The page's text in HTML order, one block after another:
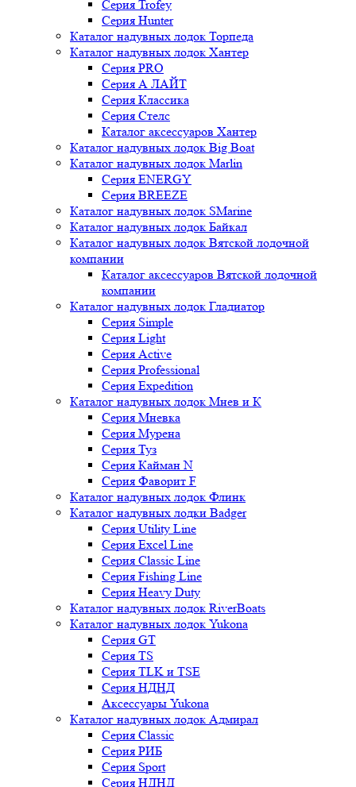
Серия Trofey
Серия Hunter
Каталог надувных лодок Торпеда
Каталог надувных лодок Хантер
Серия PRO
Серия А ЛАЙТ
Серия Классика
Серия Стелс
Каталог аксессуаров Хантер
Каталог надувных лодок Big Boat
Каталог надувных лодок Marlin
Серия ENERGY
Серия BREEZE
Каталог надувных лодок SMarine
Каталог надувных лодок Байкал
Каталог надувных лодок Вятской лодочной
компании
Каталог аксессуаров Вятской лодочной
компании
Каталог надувных лодок Гладиатор
Серия Simple
Серия Light
Серия Active
Серия Professional
Серия Expedition
Каталог надувных лодок Мнев и К
Серия Мневка
Серия Мурена
Серия Туз
Серия Кайман N
Серия Фаворит F
Каталог надувных лодок Флинк
Каталог надувных лодки Badger
Серия Utility Line
Серия Excel Line
Серия Classic Line
Серия Fishing Line
Серия Heavy Duty
Каталог надувных лодок RiverBoats
Каталог надувных лодок Yukona
Серия GT
Серия TS
Серия TLK и TSE
Серия НДНД
Аксессуары Yukona
Каталог надувных лодок Адмирал
Серия Classic
Серия РИБ
Серия Sport
Серия НДНД